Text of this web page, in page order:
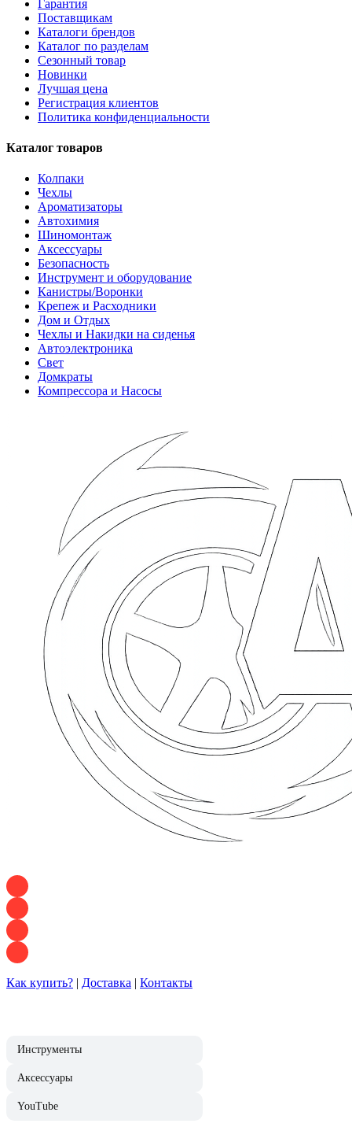
Гарантия
Поставщикам
Каталоги брендов
Каталог по разделам
Сезонный товар
Новинки
Лучшая цена
Регистрация клиентов
Политика конфиденциальности
Каталог товаров
Колпаки
Чехлы
Ароматизаторы
Автохимия
Шиномонтаж
Аксессуары
Безопасность
Инструмент и оборудование
Канистры/Воронки
Крепеж и Расходники
Дом и Отдых
Чехлы и Накидки на сиденья
Автоэлектроника
Свет
Домкраты
Компрессора и Насосы
Как купить? | Доставка | Контакты
Инструменты
Аксессуары
YouTube